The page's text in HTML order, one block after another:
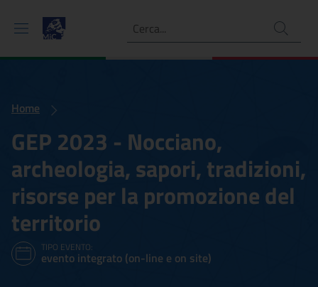
Ricerca
Home
GEP 2023 - Nocciano,
archeologia, sapori, tradizioni,
risorse per la promozione del
territorio
TIPO EVENTO:
evento integrato (on-line e on site)